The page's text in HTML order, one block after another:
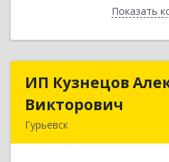
Показать
ИП Кузнецов
Викторович
Гурьевск
ИП